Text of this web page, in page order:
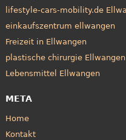
lifestyle-cars-mobility.de
einkaufszentrum ellwangen
Freizeit in Ellwangen
plastische chirurgie Ellwangen
Lebensmittel Ellwangen
META
Home
Kontakt